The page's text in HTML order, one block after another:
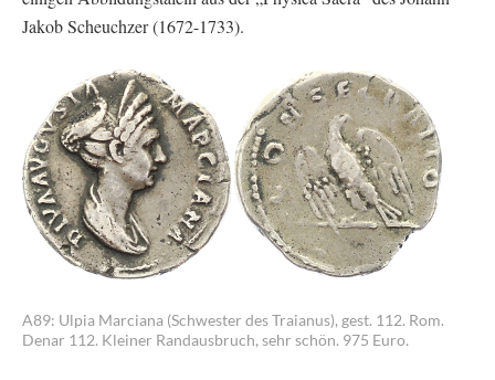
Jakob Scheuchzer (1672-1733).
A89: Ulpia Marciana (Schwester des Traianus), gest. 112. Rom.
Denar 112. Kleiner Randausbruch, sehr schön. 975 Euro.